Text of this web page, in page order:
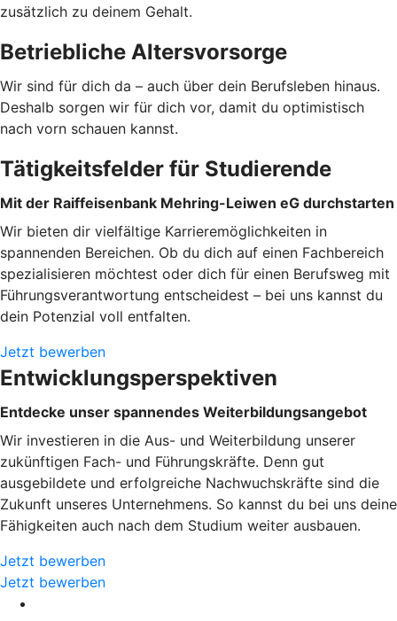
zusätzlich zu deinem Gehalt.
Betriebliche Altersvorsorge
Wir sind für dich da – auch über dein Berufsleben hinaus.
Deshalb sorgen wir für dich vor, damit du optimistisch
nach vorn schauen kannst.
Tätigkeitsfelder für Studierende
Mit der Raiffeisenbank Mehring-Leiwen eG durchstarten
Wir bieten dir vielfältige Karrieremöglichkeiten in
spannenden Bereichen. Ob du dich auf einen Fachbereich
spezialisieren möchtest oder dich für einen Berufsweg mit
Führungsverantwortung entscheidest – bei uns kannst du
dein Potenzial voll entfalten.
Jetzt bewerben
Entwicklungsperspektiven
Entdecke unser spannendes Weiterbildungsangebot
Wir investieren in die Aus- und Weiterbildung unserer
zukünftigen Fach- und Führungskräfte. Denn gut
ausgebildete und erfolgreiche Nachwuchskräfte sind die
Zukunft unseres Unternehmens. So kannst du bei uns deine
Fähigkeiten auch nach dem Studium weiter ausbauen.
Jetzt bewerben
Jetzt bewerben